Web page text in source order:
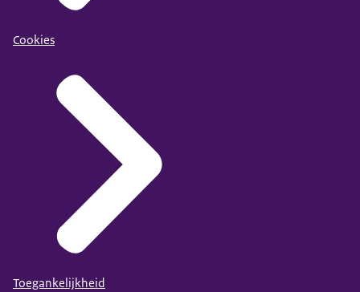
Cookies
Toegankelijkheid